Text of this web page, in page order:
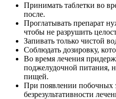
Принимать таблетки во
после.
Проглатывать препарат
чтобы не разрушить
Запивать только чистой
Соблюдать дозировку,
Во время лечения
поджелудочной питания,
пищей.
При появлении побочных
безрезультативности